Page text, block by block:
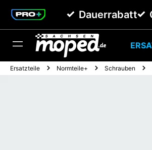
Zur Hauptnavigation
Dauerrabatt
Ersatzteile Normteile+ Schrauben